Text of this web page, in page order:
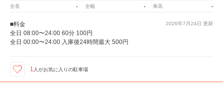
全長 - 全幅 - 車高 -
2026年7月24日 更新
■料金
全日 08:00〜24:00 60分 100円
全日 00:00〜24:00 入庫後24時間最大 500円
1 人がお気に入りの駐車場